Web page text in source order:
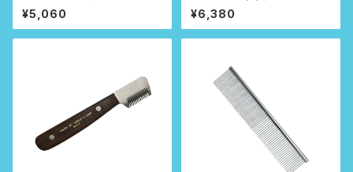
¥5,060 ¥6,380